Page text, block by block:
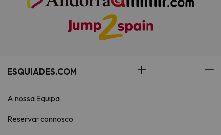
ESQUIADES.COM
A nossa Equipa
Reservar connosco